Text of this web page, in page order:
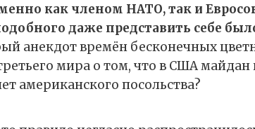
как членом НАТО, так и
даже представить себе
анекдот времён бесконечных
мира о том, что в США
американского посольства?